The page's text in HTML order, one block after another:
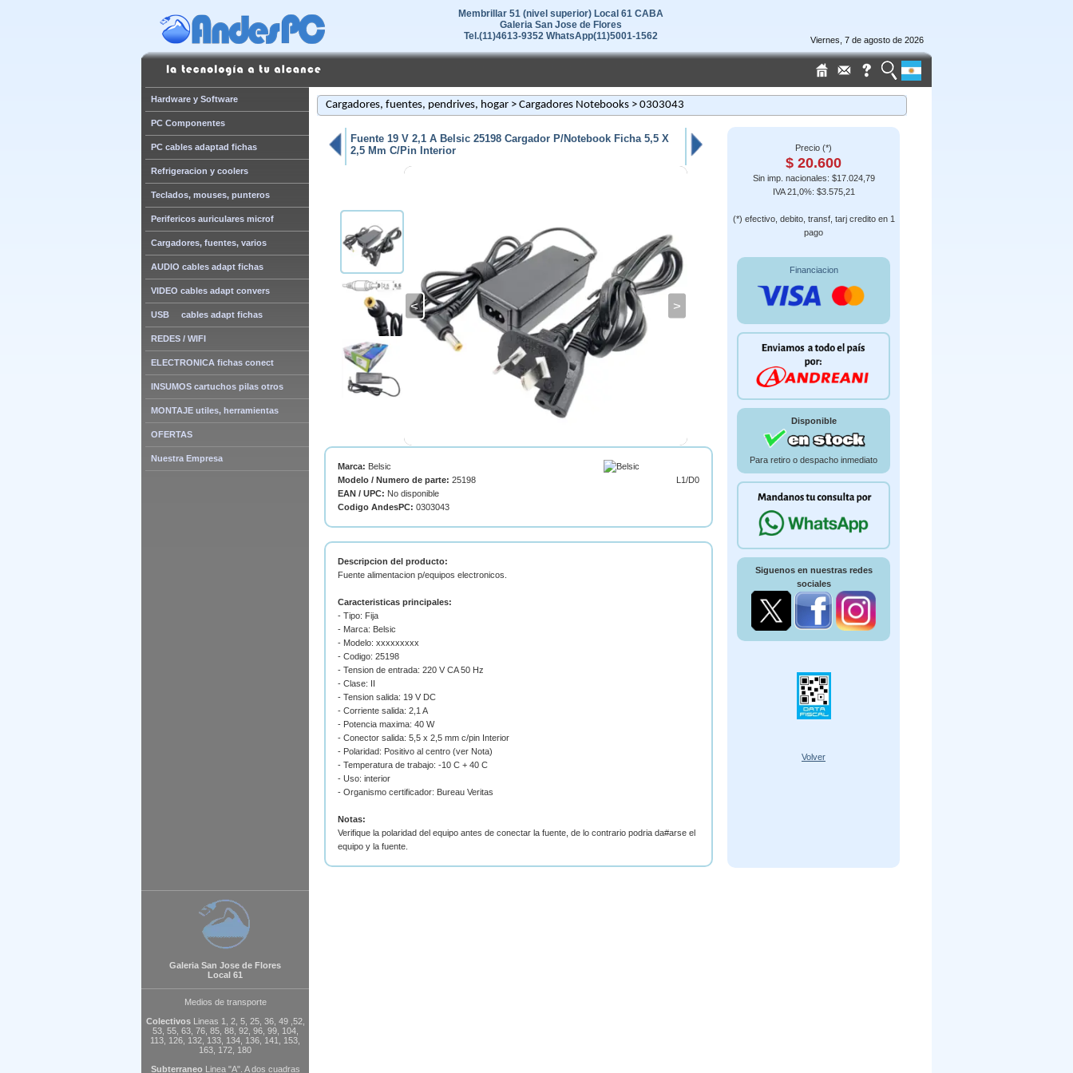
Viernes, 7 de agosto de 2026
Membrillar 51 (nivel superior) Local 61 CABA
Galeria San Jose de Flores
Tel.(11)4613-9352 WhatsApp(11)5001-1562
Hardware y Software
PC Componentes
PC cables adaptad fichas
Refrigeracion y coolers
Teclados, mouses, punteros
Perifericos auriculares microf
Cargadores, fuentes, varios
AUDIO cables adapt fichas
VIDEO cables adapt convers
USB cables adapt fichas
REDES / WIFI
ELECTRONICA fichas conect
INSUMOS cartuchos pilas otros
MONTAJE utiles, herramientas
OFERTAS
Nuestra Empresa
Galeria San Jose de Flores
Local 61
Medios de transporte
ColectivosLineas 1, 2, 5, 25, 36, 49 ,52,
53, 55, 63, 76, 85, 88, 92, 96, 99, 104,
113, 126, 132, 133, 134, 136, 141, 153,
163, 172, 180
Subterraneo Linea "A". A dos cuadras
Cargadores, fuentes, pendrives, hogar > Cargadores Notebooks > 0303043
Fuente 19 V 2,1 A Belsic 25198 Cargador P/Notebook Ficha 5,5 X
2,5 Mm C/Pin Interior
< >
L1/D0
Marca: Belsic
Modelo / Numero de parte: 25198
EAN / UPC: No disponible
Codigo AndesPC: 0303043
Descripcion del producto:
Fuente alimentacion p/equipos electronicos.
Caracteristicas principales:
- Tipo: Fija
- Marca: Belsic
- Modelo: xxxxxxxxx
- Codigo: 25198
- Tension de entrada: 220 V CA 50 Hz
- Clase: II
- Tension salida: 19 V DC
- Corriente salida: 2,1 A
- Potencia maxima: 40 W
- Conector salida: 5,5 x 2,5 mm c/pin Interior
- Polaridad: Positivo al centro (ver Nota)
- Temperatura de trabajo: -10 C + 40 C
- Uso: interior
- Organismo certificador: Bureau Veritas
Notas:
Verifique la polaridad del equipo antes de conectar la fuente, de lo contrario podria da#arse el
equipo y la fuente.
Precio (*)
$ 20.600
Sin imp. nacionales: $17.024,79
IVA 21,0%: $3.575,21
(*) efectivo, debito, transf, tarj credito en 1
pago
Financiacion
Disponible
Para retiro o despacho inmediato
Siguenos en nuestras redes
sociales
Volver